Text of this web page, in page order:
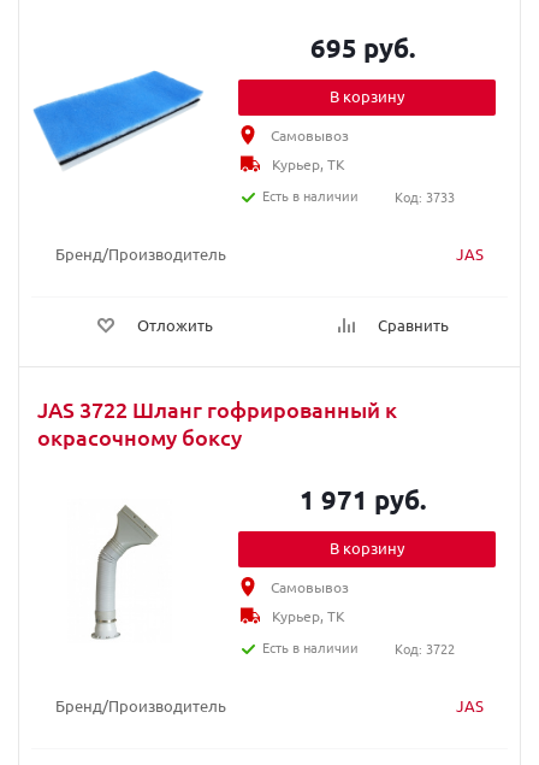
Бренд/Производитель JAS
Отложить Сравнить
695 руб.
В корзину
Самовывоз
Курьер, ТК
Есть в наличии
Код: 3733
JAS 3722 Шланг гофрированный к
окрасочному боксу
Бренд/Производитель JAS
1 971 руб.
В корзину
Самовывоз
Курьер, ТК
Есть в наличии
Код: 3722